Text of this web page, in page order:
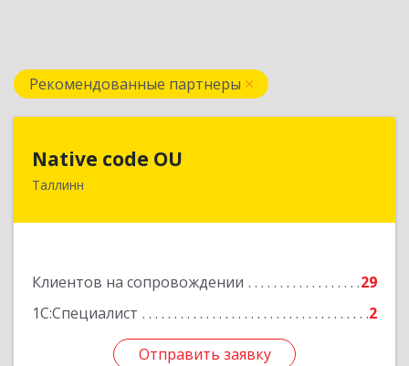
Рекомендованные партнеры
Native code OU
Таллинн
Клиентов на сопровождении
29
1С:Специалист
2
Отправить заявку
Отправить заявку